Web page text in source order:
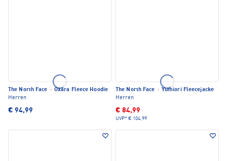
The North Face · Oxara Fleece Hoodie
Herren
€ 94,99
The North Face · Yumiori Fleecejacke
Herren
€ 84,99
UVP* € 104,99